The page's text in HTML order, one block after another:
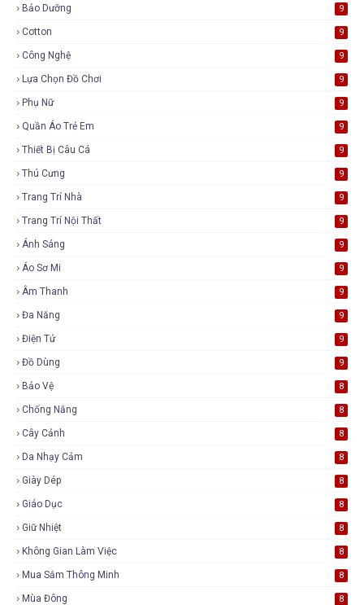
Bảo Dưỡng 9
Cotton 9
Công Nghệ 9
Lựa Chọn Đồ Chơi 9
Phụ Nữ 9
Quần Áo Trẻ Em 9
Thiết Bị Câu Cá 9
Thú Cưng 9
Trang Trí Nhà 9
Trang Trí Nội Thất 9
Ánh Sáng 9
Áo Sơ Mi 9
Âm Thanh 9
Đa Năng 9
Điện Tử 9
Đồ Dùng 9
Bảo Vệ 8
Chống Nắng 8
Cây Cảnh 8
Da Nhạy Cảm 8
Giày Dép 8
Giáo Dục 8
Giữ Nhiệt 8
Không Gian Làm Việc 8
Mua Sắm Thông Minh 8
Mùa Đông 8